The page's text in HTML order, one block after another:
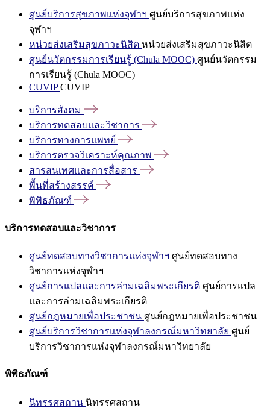
ศูนย์บริการสุขภาพแห่งจุฬาฯ ศูนย์บริการสุขภาพแห่ง
จุฬาฯ
หน่วยส่งเสริมสุขภาวะนิสิต หน่วยส่งเสริมสุขภาวะนิสิต
ศูนย์นวัตกรรมการเรียนรู้ (Chula MOOC) ศูนย์นวัตกรรม
การเรียนรู้ (Chula MOOC)
CUVIPCUVIP
บริการสังคม
บริการทดสอบและวิชาการ
บริการทางการแพทย์
บริการตรวจวิเคราะห์คุณภาพ
สารสนเทศและการสื่อสาร
พื้นที่สร้างสรรค์
พิพิธภัณฑ์
บริการทดสอบและวิชาการ
ศูนย์ทดสอบทางวิชาการแห่งจุฬาฯ ศูนย์ทดสอบทาง
วิชาการแห่งจุฬาฯ
ศูนย์การแปลและการล่ามเฉลิมพระเกียรติ ศูนย์การแปล
และการล่ามเฉลิมพระเกียรติ
ศูนย์กฎหมายเพื่อประชาชน ศูนย์กฎหมายเพื่อประชาชน
ศูนย์บริการวิชาการแห่งจุฬาลงกรณ์มหาวิทยาลัย ศูนย์
บริการวิชาการแห่งจุฬาลงกรณ์มหาวิทยาลัย
พิพิธภัณฑ์
นิทรรศสถาน นิทรรศสถาน